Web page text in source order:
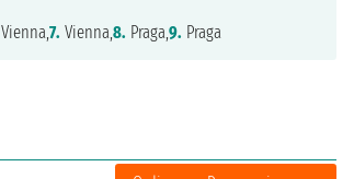
Vienna,7. Vienna,8. Praga,9. Praga